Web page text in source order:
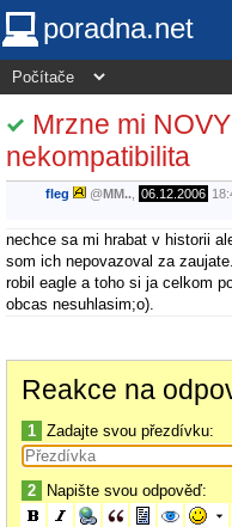
poradna.net
Mrzne mi
nekompatibilita
fleg @MM.. 06.12.2006
nechce sa mi hrabat v historii
som ich nepovazoval za
robil eagle a toho si ja celkom
obcas nesuhlasim;o).
Reakce na
1 Zadajte svou přezdívku:
2 Napište svou odpověď: